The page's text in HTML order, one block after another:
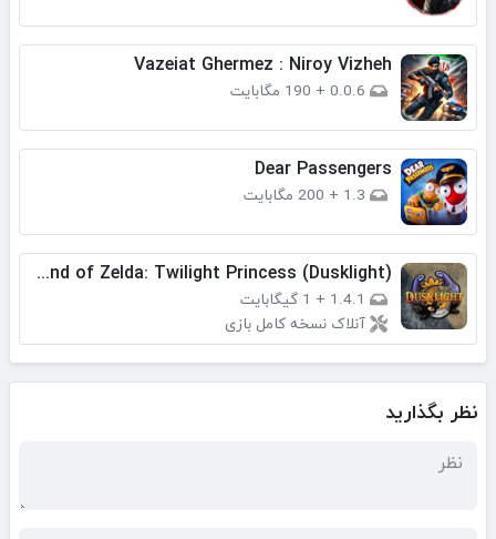
Vazeiat Ghermez : Niroy Vizheh
0.0.6
+ 190 مگابایت
Dear Passengers
1.3
+ 200 مگابایت
​The Legend of Zelda: Twilight Princess (Dusklight)
1.4.1
+ 1 گیگابایت
آنلاک نسخه کامل بازی
نظر بگذارید